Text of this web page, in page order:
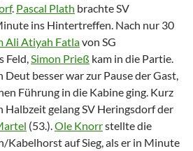
. Pascal Plath brachte SV
ins Hintertreffen. Nach nur 30
Ali Atiyah Fatlavon SG
Feld, Simon Prieß kam in die Partie.
besser war zur Pause der Gast,
Führung in die Kabine ging. Kurz
Halbzeit gelang SV Heringsdorf der
(53.). Ole Knorrstellte die
Kabelhorst auf Sieg, als er in Minute